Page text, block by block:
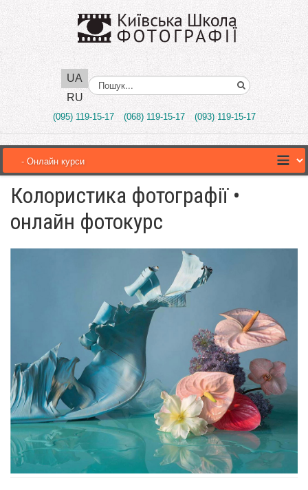
UA
RU
Поиск..
(095) 119-15-17 (068) 119-15-17 (093) 119-15-17
Колористика фотографії •
онлайн фотокурс